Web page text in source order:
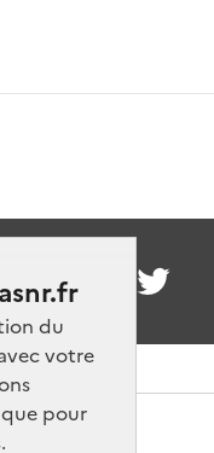
du
votre
pour